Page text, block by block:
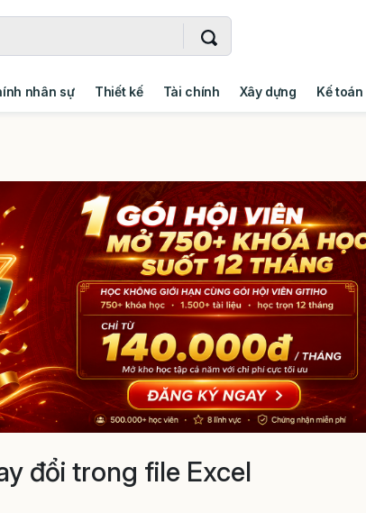
nhân sự Thiết kế Tài chính Xây dựng Kế toán
đổi trong file Excel